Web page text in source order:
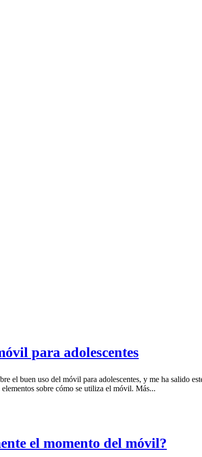
para adolescentes
el buen uso del móvil para adolescentes, y me ha salido
sobre cómo se utiliza el móvil. Más...
el momento del móvil?